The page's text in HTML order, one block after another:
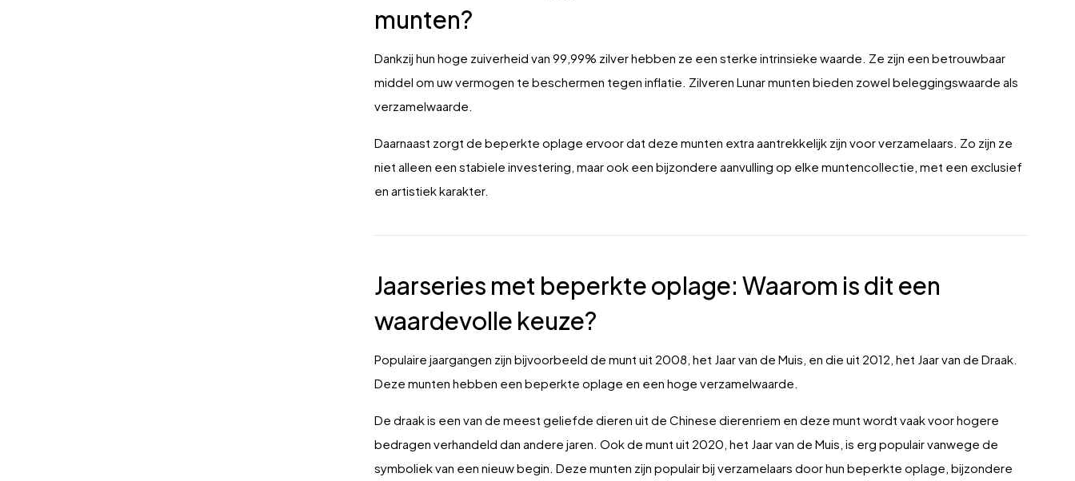
munten?
Dankzij hun hoge zuiverheid van 99,99% zilver hebben ze een sterke intrinsieke waarde. Ze zijn een betrouwbaar
middel om uw vermogen te beschermen tegen inflatie. Zilveren Lunar munten bieden zowel beleggingswaarde als
verzamelwaarde.
Daarnaast zorgt de beperkte oplage ervoor dat deze munten extra aantrekkelijk zijn voor verzamelaars. Zo zijn ze
niet alleen een stabiele investering, maar ook een bijzondere aanvulling op elke muntencollectie, met een exclusief
en artistiek karakter.
Jaarseries met beperkte oplage: Waarom is dit een
waardevolle keuze?
Populaire jaargangen zijn bijvoorbeeld de munt uit 2008, het Jaar van de Muis, en die uit 2012, het Jaar van de Draak.
Deze munten hebben een beperkte oplage en een hoge verzamelwaarde.
De draak is een van de meest geliefde dieren uit de Chinese dierenriem en deze munt wordt vaak voor hogere
bedragen verhandeld dan andere jaren. Ook de munt uit 2020, het Jaar van de Muis, is erg populair vanwege de
symboliek van een nieuw begin. Deze munten zijn populair bij verzamelaars door hun beperkte oplage, bijzondere